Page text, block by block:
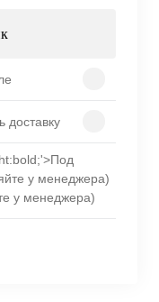
доставку
у менеджера)